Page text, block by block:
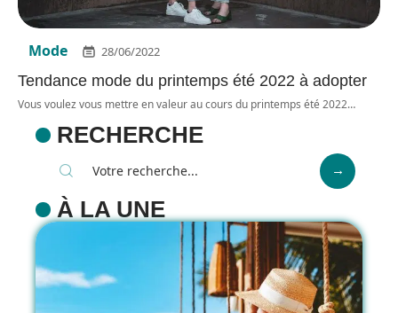
Mode 28/06/2022
Tendance mode du printemps été 2022 à adopter
Vous voulez vous mettre en valeur au cours du printemps été 2022…
RECHERCHE
À LA UNE